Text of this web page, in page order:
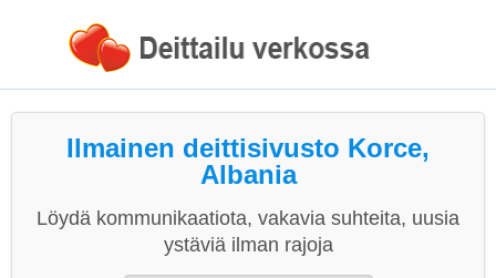
Ilmainen deittisivusto Korce,
Albania
Löydä kommunikaatiota, vakavia suhteita, uusia
ystäviä ilman rajoja